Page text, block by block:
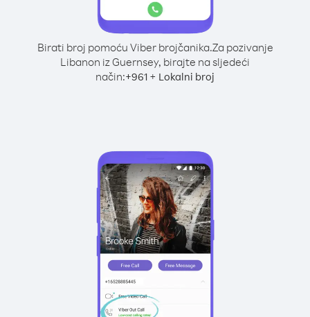
Birati broj pomoću Viber brojčanika.Za pozivanje
Libanon iz Guernsey, birajte na sljedeći
način:+961 + Lokalni broj